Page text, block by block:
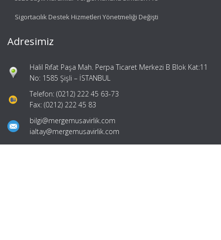
Sigortacılık Destek Hizmetleri Yönetmeliği Değişti
Adresimiz
Halil Rıfat Paşa Mah. Perpa Ticaret Merkezi B Blok Kat:11
No: 1585 Şişli – İSTANBUL
Telefon: (0212) 222 45 63-73
Fax: (0212) 222 45 83
bilgi@mergemusavirlik.com
ialtay@mergemusavirlik.com